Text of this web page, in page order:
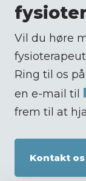
Vil du høre
Ring til os
en e-mail til
frem til at
Kontakt